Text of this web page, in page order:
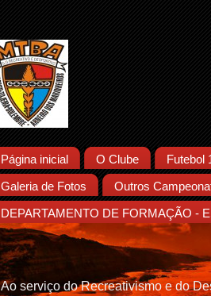
Página inicial O Clube Futebol
Galeria de Fotos Outros
DEPARTAMENTO DE FORMAÇÃO -
Ao serviço do Recreativismo e do